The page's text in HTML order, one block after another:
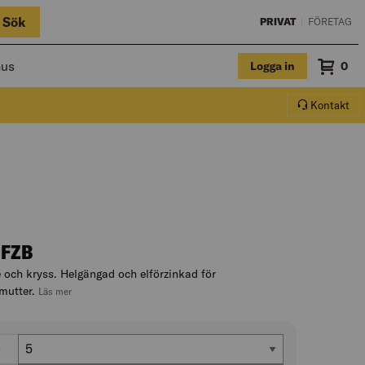
Sök PRIVAT FÖRETAG
Logga in 0
Kontakt
kryss. Helgängad och elförzinkad för
Läs mer
Storlek gänga metrisk (M)
5